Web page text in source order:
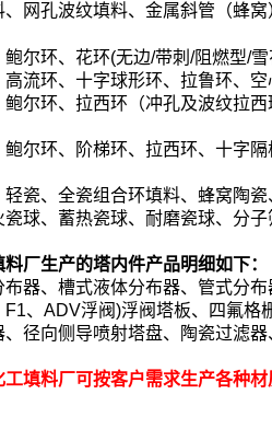
网孔波纹填料、金属斜管（蜂窝
鲍尔环、花环(无边/带刺/阻燃型/雪
高流环、十字球形环、拉鲁环、
鲍尔环、拉西环（冲孔及波纹拉西
鲍尔环、阶梯环、拉西环、十字
轻瓷、全瓷组合环填料、蜂窝陶
球、蓄热瓷球、耐磨瓷球、分子
料厂生产的塔内件产品明细如下：
布器、槽式液体分布器、管式分
F1、ADV浮阀)浮阀塔板、四氟
径向侧导喷射塔盘、陶瓷过滤器
填料厂可按客户需求生产各种